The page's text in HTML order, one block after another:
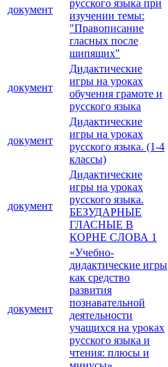
документ
русского языка при
изучении темы:
"Правописание
гласных после
шипящих"
документ
Дидактические
игры на уроках
обучения грамоте и
русского языка
документ
Дидактические
игры на уроках
русского языка. (1-4
классы)
документ
Дидактические
игры на уроках
русского языка.
БЕЗУДАРНЫЕ
ГЛАСНЫЕ В
КОРНЕ СЛОВА 1
документ
«Учебно-
дидактические игры
как средство
развития
познавательной
деятельности
учащихся на уроках
русского языка и
чтения: плюсы и